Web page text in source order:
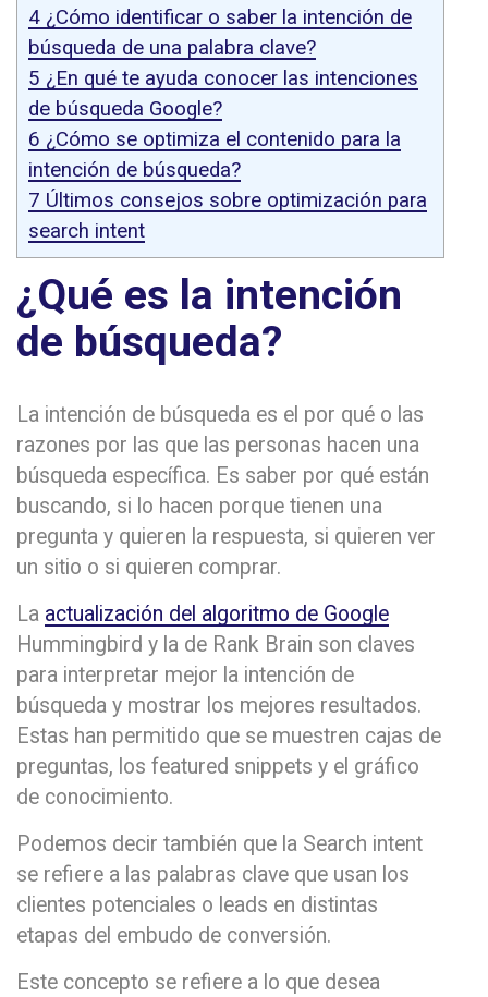
4 ¿Cómo identificar o saber la intención de
búsqueda de una palabra clave?
5 ¿En qué te ayuda conocer las intenciones
de búsqueda Google?
6 ¿Cómo se optimiza el contenido para la
intención de búsqueda?
7 Últimos consejos sobre optimización para
search intent
¿Qué es la intención
de búsqueda?
La intención de búsqueda es el por qué o las
razones por las que las personas hacen una
búsqueda específica. Es saber por qué están
buscando, si lo hacen porque tienen una
pregunta y quieren la respuesta, si quieren ver
un sitio o si quieren comprar.
La actualización del algoritmo de Google
Hummingbird y la de Rank Brain son claves
para interpretar mejor la intención de
búsqueda y mostrar los mejores resultados.
Estas han permitido que se muestren cajas de
preguntas, los featured snippets y el gráfico
de conocimiento.
Podemos decir también que la Search intent
se refiere a las palabras clave que usan los
clientes potenciales o leads en distintas
etapas del embudo de conversión.
Este concepto se refiere a lo que desea